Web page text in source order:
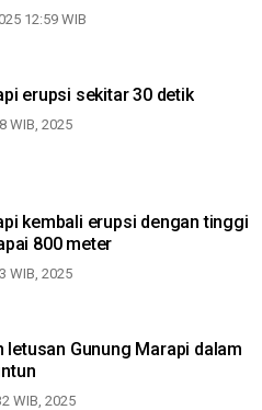
12:59 WIB
erupsi sekitar 30 detik
WIB, 2025
kembali erupsi dengan tinggi
800 meter
WIB, 2025
Gunung Marapi dalam
WIB, 2025